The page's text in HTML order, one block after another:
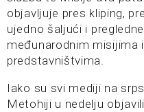
objavljuje pres kliping,
ujedno šaljući i
međunarodnim misijima
predstavništvima.
Iako su svi mediji na
Metohiji u nedelju